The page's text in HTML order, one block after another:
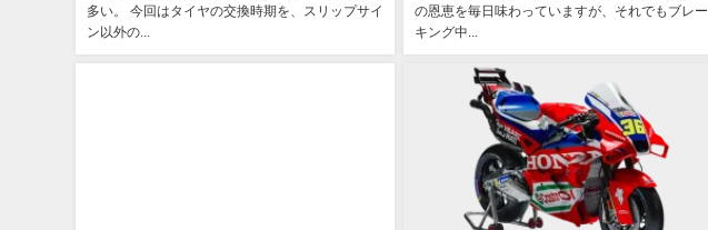
多い。 今回はタイヤの交換時期を、スリップサイ
ン以外の...
の恩恵を毎日味わっていますが、それでもブレー
キング中...